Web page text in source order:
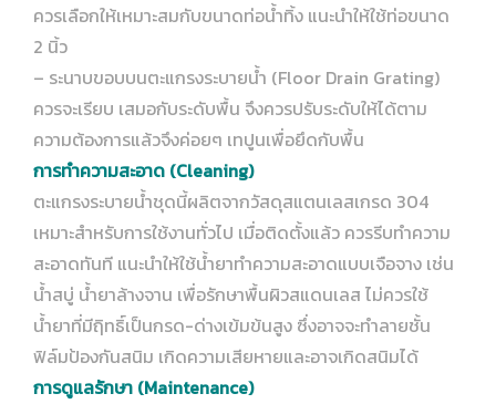
ควรเลือกให้เหมาะสมกับขนาดท่อน้ำทิ้ง แนะนำให้ใช้ท่อขนาด
2 นิ้ว
– ระนาบขอบบนตะแกรงระบายน้ำ (Floor Drain Grating)
ควรจะเรียบ เสมอกับระดับพื้น จึงควรปรับระดับให้ได้ตาม
ความต้องการแล้วจึงค่อยๆ เทปูนเพื่อยึดกับพื้น
การทำความสะอาด (Cleaning)
ตะแกรงระบายน้ำชุดนี้ผลิตจากวัสดุสแตนเลสเกรด 304
เหมาะสำหรับการใช้งานทั่วไป เมื่อติดตั้งแล้ว ควรรีบทำความ
สะอาดทันที แนะนำให้ใช้น้ำยาทำความสะอาดแบบเจือจาง เช่น
น้ำสบู่ น้ำยาล้างจาน เพื่อรักษาพื้นผิวสแดนเลส ไม่ควรใช้
น้ำยาที่มีฤิทธิ์เป็นกรด-ด่างเข้มข้นสูง ซึ่งอาจจะทำลายชั้น
ฟิล์มป้องกันสนิม เกิดความเสียหายและอาจเกิดสนิมได้
การดูแลรักษา (Maintenance)